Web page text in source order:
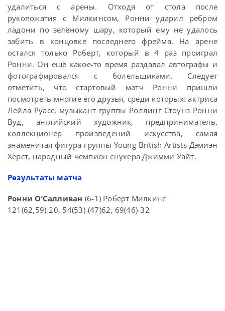
удалиться с арены. Отходя от стола после
рукопожатия с Милкинсом, Ронни ударил ребром
ладони по зелёному шару, который ему не удалось
забить в концовке последнего фрейма. На арене
остался только Роберт, который в 4 раз проиграл
Ронни. Он ещё какое-то время раздавал автографы и
фотографировался с болельщиками. Следует
отметить, что стартовый матч Ронни пришли
посмотреть многие его друзья, среди которых: актриса
Лейла Руасс, музыкант группы Роллинг Стоунз Ронни
Вуд, английский художник, предприниматель,
коллекционер произведений искусства, самая
знаменитая фигура группы Young British Artists Дэмиэн
Хёрст, народный чемпион снукера Джимми Уайт.
Результаты матча
Ронни О’Салливан (6-1) Роберт Милкинс
121(62,59)-20, 54(53)-(47)62, 69(46)-32